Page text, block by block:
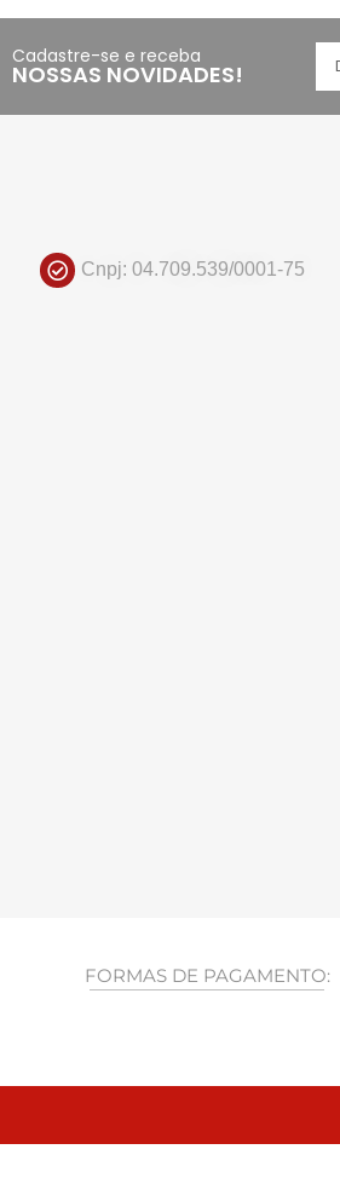
Cadastre-se e receba
NOSSAS NOVIDADES!
Cnpj: 04.709.539/0001-75
FORMAS DE PAGAMENTO: